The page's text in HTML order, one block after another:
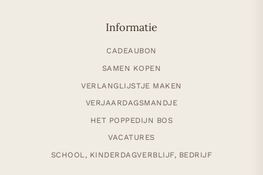
Informatie
CADEAUBON
SAMEN KOPEN
VERLANGLIJSTJE MAKEN
VERJAARDAGSMANDJE
HET POPPEDIJN BOS
VACATURES
SCHOOL, KINDERDAGVERBLIJF, BEDRIJF